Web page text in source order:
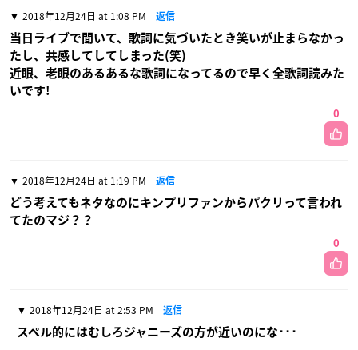
2018年12月24日 at 1:08 PM 返信
当日ライブで聞いて、歌詞に気づいたとき笑いが止まらなかっ
たし、共感してしてしまった(笑)
近眼、老眼のあるあるな歌詞になってるので早く全歌詞読みた
いです!
0
2018年12月24日 at 1:19 PM 返信
どう考えてもネタなのにキンプリファンからパクリって言われ
てたのマジ？？
0
2018年12月24日 at 2:53 PM 返信
スペル的にはむしろジャニーズの方が近いのにな･･･